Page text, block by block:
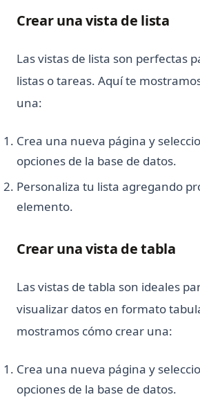
¿Qué es Scikit-Learn: La biblioteca de
¿Qué es XGBoost, la potencia de los
aprendizaje automático?
¿Qué es el análisis sintáctico en Python
¿Qué es una expresión en Python?
Crear una vista de lista
Las vistas de lista son perfectas
listas o tareas. Aquí te
una:
Crea una nueva página y
opciones de la base de datos.
Personaliza tu lista agregando
elemento.
Crear una vista de tabla
Las vistas de tabla son ideales
visualizar datos en formato
mostramos cómo crear una:
Crea una nueva página y
opciones de la base de datos.